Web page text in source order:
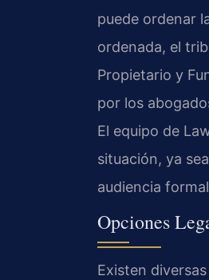
puede ordenar
ordenada, el
Propietario y
por los
El equipo de
situación, ya
audiencia
Opciones
Existen